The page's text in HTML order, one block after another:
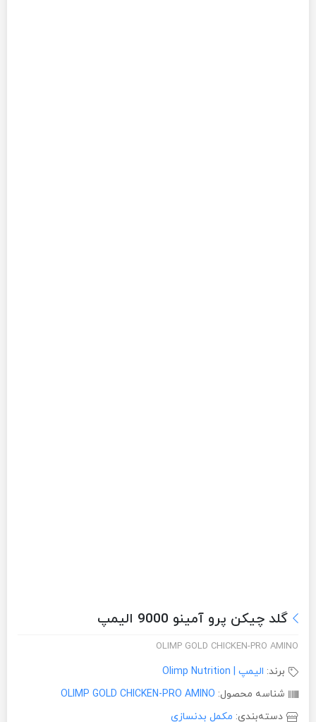
گلد چیکن پرو آمینو 9000 الیمپ
OLIMP GOLD CHICKEN-PRO AMINO
برند: الیمپ | Olimp Nutrition
شناسه محصول: OLIMP GOLD CHICKEN-PRO AMINO
دسته‌بندی: مکمل بدنسازی